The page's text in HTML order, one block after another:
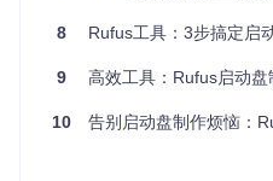
8 Rufus工具：3步搞定启
9 高效工具：Rufus启动
10 告别启动盘制作烦恼：